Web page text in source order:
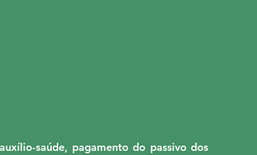
saúde, pagamento do passivo dos